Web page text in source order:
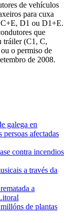
de vehículos
para cuxa
C+E, D1 ou D1+E.
que
tráiler (C1, C,
o permiso de
de 2008.
galega en
persoas afectadas
contra incendios
a través da
a
de plantas